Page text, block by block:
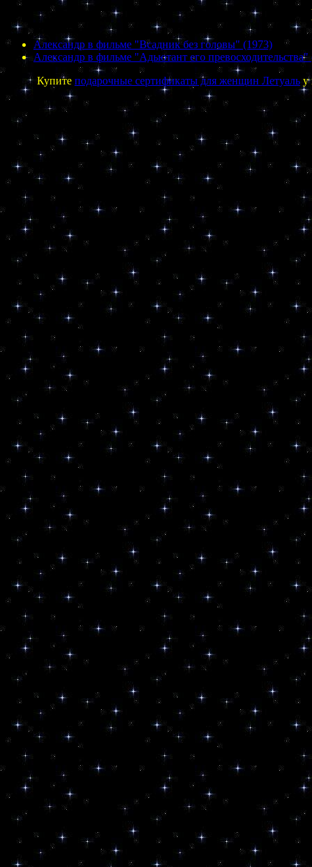
Александр в фильме "Всадник без головы" (1973)
Александр в фильме "Адьютант его превосходительства"
Купите подарочные сертификаты для женщин Летуаль у